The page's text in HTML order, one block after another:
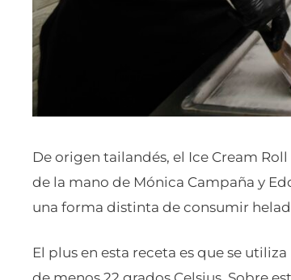
De origen tailandés, el Ice Cream
de la mano de Mónica Campaña y
una forma distinta de consumir
El plus en esta receta es que se